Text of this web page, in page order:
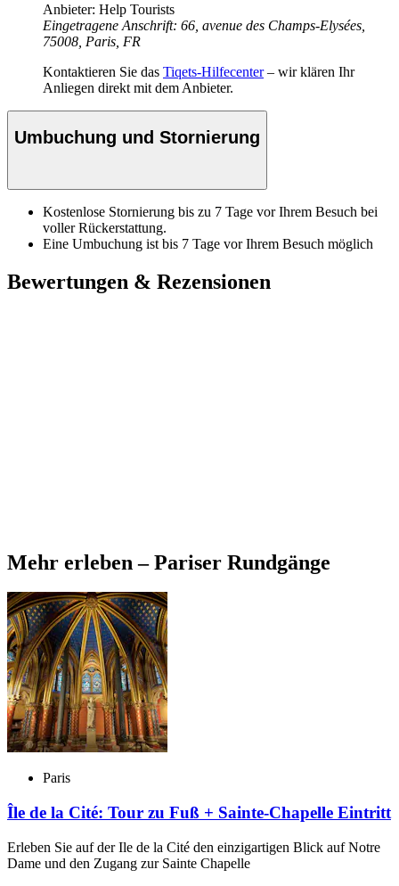
Anbieter: Help Tourists
Eingetragene Anschrift: 66, avenue des Champs-Elysées,
75008, Paris, FR
Kontaktieren Sie das Tiqets-Hilfecenter– wir klären Ihr
Anliegen direkt mit dem Anbieter.
Umbuchung und Stornierung
Kostenlose Stornierung bis zu 7 Tage vor Ihrem Besuch bei
voller Rückerstattung.
Eine Umbuchung ist bis 7 Tage vor Ihrem Besuch möglich
Bewertungen & Rezensionen
Mehr erleben – Pariser Rundgänge
Paris
Île de la Cité: Tour zu Fuß + Sainte-Chapelle Eintritt
Erleben Sie auf der Ile de la Cité den einzigartigen Blick auf Notre
Dame und den Zugang zur Sainte Chapelle